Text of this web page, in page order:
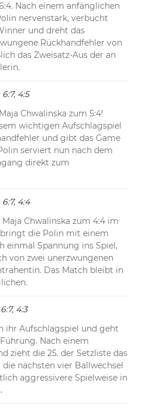
Nach einem anfänglichen
nervenstark, verbucht
und dreht das
Rückhandfehler von
das Zweisatz-Aus der an
4:5
Chwalinska zum 5:4!
wichtigen Aufschlagspiel
und gibt das Game
serviert nun nach dem
direkt zum
4:4
Chwalinska zum 4:4 im
die Polin mit einem
einmal Spannung ins Spiel,
von zwei unerzwungenen
Das Match bleibt in
4:3
ihr Aufschlagspiel und geht
Nach einem
zieht die 25. der Setzliste das
nächsten vier Ballwechsel
aggressivere Spielweise in